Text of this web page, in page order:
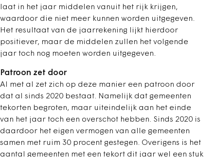
laat in het jaar middelen vanuit het rijk krijgen,
waardoor die niet meer kunnen worden uitgegeven.
Het resultaat van de jaarrekening lijkt hierdoor
positiever, maar de middelen zullen het volgende
jaar toch nog moeten worden uitgegeven.
Patroon zet door
Al met al zet zich op deze manier een patroon door
dat al sinds 2020 bestaat. Namelijk dat gemeenten
tekorten begroten, maar uiteindelijk aan het einde
van het jaar toch een overschot hebben. Sinds 2020 is
daardoor het eigen vermogen van alle gemeenten
samen met ruim 30 procent gestegen. Overigens is het
aantal gemeenten met een tekort dit jaar wel een stuk